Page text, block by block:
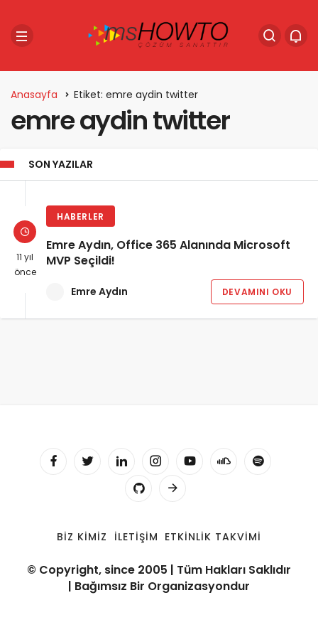
Anasayfa Etiket: emre aydin twitter
emre aydin twitter
SON YAZILAR
11 yıl
önce
HABERLER
Emre Aydın, Office 365 Alanında Microsoft
MVP Seçildi!
Emre Aydın DEVAMINI OKU
BIZ KIMIZ İLETIŞIM ETKINLIK TAKVIMI
© Copyright, since 2005 | Tüm Hakları Saklıdır
| Bağımsız Bir Organizasyondur